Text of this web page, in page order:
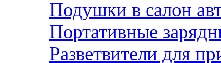
Подушки в салон
Портативные
Разветвители для